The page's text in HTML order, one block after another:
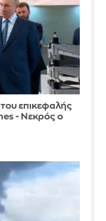
επικεφαλής
- Νεκρός ο